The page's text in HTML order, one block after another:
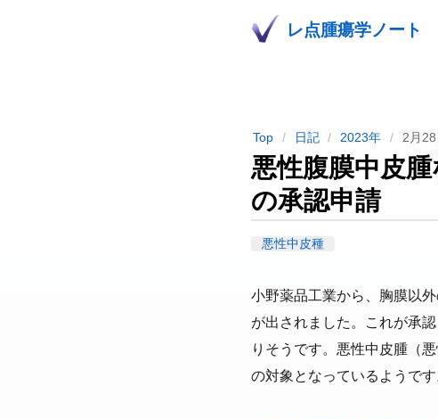
レ点腫瘍学ノート
Top 日記 2023年 2月28
悪性腹膜中皮
の承認申請
悪性中皮種
小野薬品工業から、胸膜以
が出されました。これが承
りそうです。悪性中皮腫（
の対象となっているようです